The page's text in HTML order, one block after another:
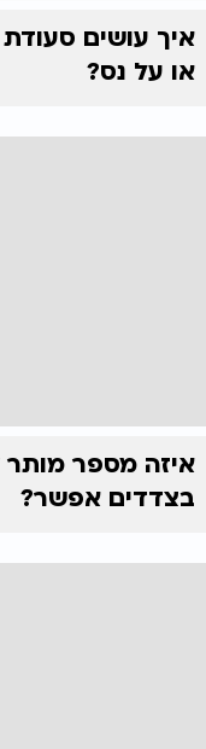
איך עושים
או על נס?
איזה מספר
בצדדים אפשר?